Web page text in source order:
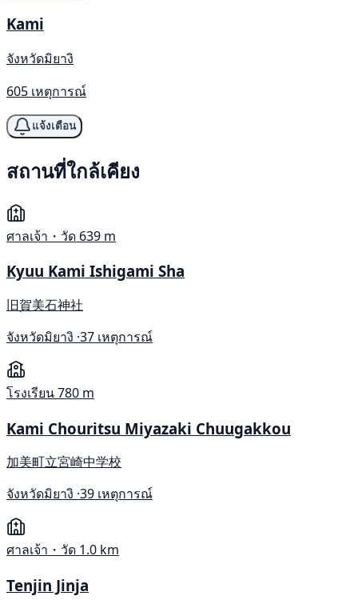
Kami
จังหวัดมิยางิ
605 เหตุการณ์
แจ้งเตือน
สถานที่ใกล้เคียง
ศาลเจ้า・วัด 639 m
Kyuu Kami Ishigami Sha
旧賀美石神社
จังหวัดมิยางิ ·37 เหตุการณ์
โรงเรียน780 m
Kami Chouritsu Miyazaki Chuugakkou
加美町立宮崎中学校
จังหวัดมิยางิ ·39 เหตุการณ์
ศาลเจ้า・วัด 1.0 km
Tenjin Jinja